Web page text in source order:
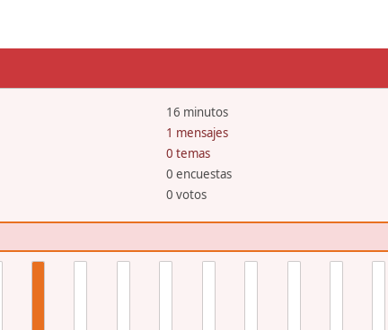
16 minutos
1 mensajes
0 temas
0 encuestas
0 votos